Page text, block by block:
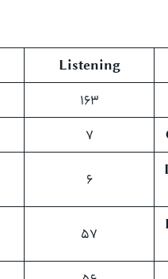
Listening
۱۶۳
۷
۶
۵۷